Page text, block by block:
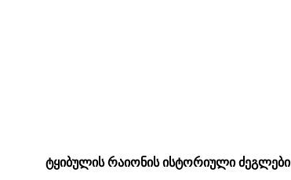
ტყიბულის რაიონის ისტორიული ძეგლები